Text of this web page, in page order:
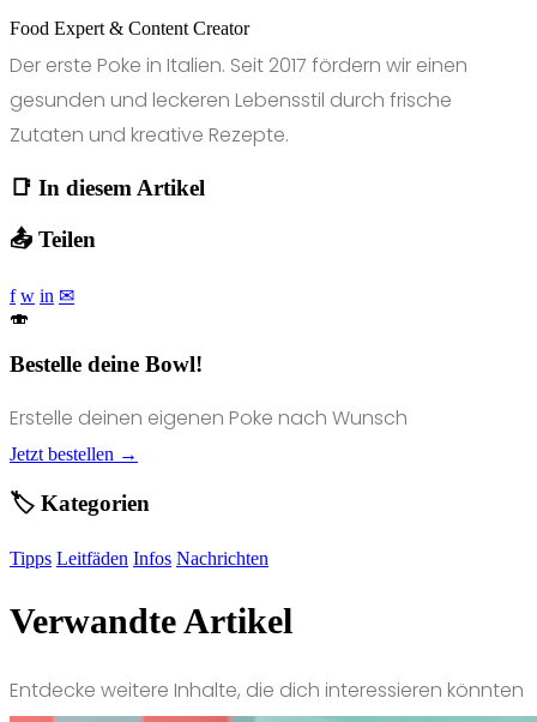
Food Expert & Content Creator
Der erste Poke in Italien. Seit 2017 fördern wir einen
gesunden und leckeren Lebensstil durch frische
Zutaten und kreative Rezepte.
📑 In diesem Artikel
📤 Teilen
f w in ✉
🍣
Bestelle deine Bowl!
Erstelle deinen eigenen Poke nach Wunsch
Jetzt bestellen →
🏷️ Kategorien
Tipps Leitfäden Infos Nachrichten
Verwandte Artikel
Entdecke weitere Inhalte, die dich interessieren könnten